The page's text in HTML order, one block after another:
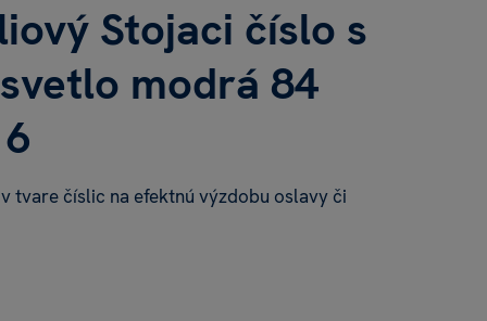
Stojaci číslo s
modrá 84
tvare číslic na efektnú výzdobu oslavy či